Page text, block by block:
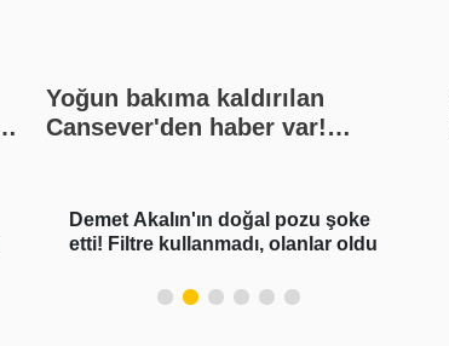
Yoğun bakıma kaldırılan
Cansever'den haber var!
Demet Akalın'ın doğal pozu şoke
etti! Filtre kullanmadı, olanlar oldu